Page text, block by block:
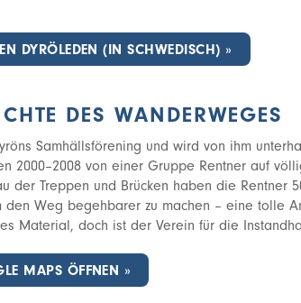
DYRÖLEDEN (IN SCHWEDISCH)
DES WANDERWEGES
Samhällsförening und wird von ihm
2000–2008 von einer Gruppe Rentner auf
der Treppen und Brücken haben die Rentner
den Weg begehbarer zu machen – eine tolle
Material, doch ist der Verein für die
MAPS ÖFFNEN